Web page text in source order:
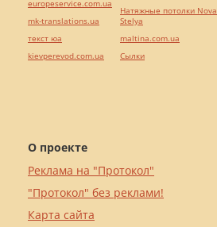
О проекте
Реклама на "Протокол"
"Протокол" без реклами!
Карта сайта
europeservice.com.ua
mk-translations.ua
текст юа
kievperevod.com.ua
Натяжные потолки Nova
Stelya
maltina.com.ua
Cылки